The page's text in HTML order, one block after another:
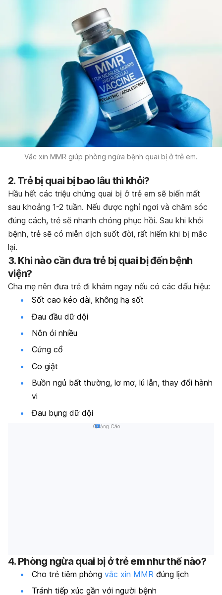
Vắc xin MMR giúp phòng ngừa bệnh quai bị ở trẻ em.
2. Trẻ bị quai bị bao lâu thì khỏi?
Hầu hết các triệu chứng quai bị ở trẻ em sẽ biến mất
sau khoảng 1-2 tuần. Nếu được nghỉ ngơi và chăm sóc
đúng cách, trẻ sẽ nhanh chóng phục hồi. Sau khi khỏi
bệnh, trẻ sẽ có miễn dịch suốt đời, rất hiếm khi bị mắc
lại.
3. Khi nào cần đưa trẻ bị quai bị đến bệnh
viện?
Cha mẹ nên đưa trẻ đi khám ngay nếu có các dấu hiệu:
Sốt cao kéo dài, không hạ sốt
Đau đầu dữ dội
Nôn ói nhiều
Cứng cổ
Co giật
Buồn ngủ bất thường, lơ mơ, lú lẫn, thay đổi hành
vi
Đau bụng dữ dội
Quảng Cáo
4. Phòng ngừa quai bị ở trẻ em như thế nào?
Cho trẻ tiêm phòng vắc xin MMR đúng lịch
Tránh tiếp xúc gần với người bệnh